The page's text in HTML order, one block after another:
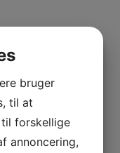
Kategorier:
bruger
til at
forskellige
annoncering,